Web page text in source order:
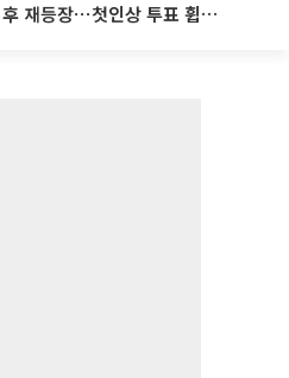
‘나솔사계’ 국화, 결별 후 재등장⋯첫인상 투표 휩쓸고 ‘인기녀’ 등극